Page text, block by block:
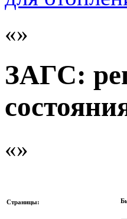
ЗАГС:
Страницы: